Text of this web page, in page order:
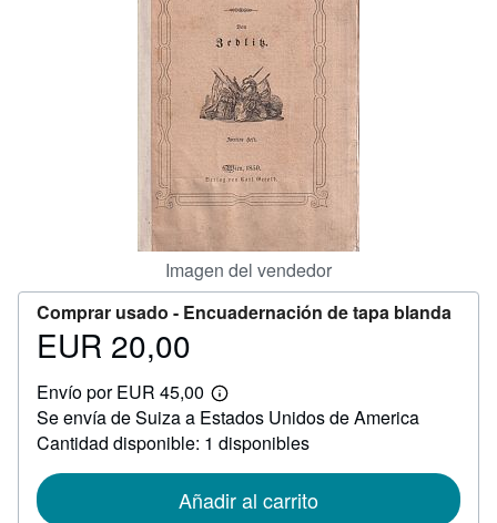
CERRAR
Imagen del vendedor
Comprar usado - Encuadernación de tapa blanda
Precio
20,00
EUR 20,00
Envío por EUR 45,00
Más
información
sobre
las
envío
Se envía de Suiza a Estados Unidos de America
Cantidad disponible: 1 disponibles
Añadir al carrito